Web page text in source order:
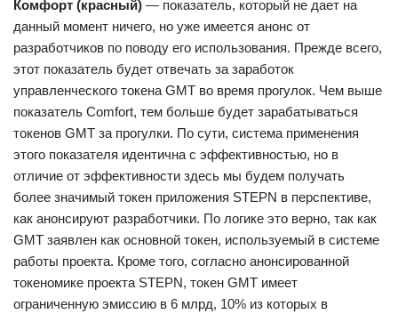
Комфорт (красный) — показатель, который не дает на
данный момент ничего, но уже имеется анонс от
разработчиков по поводу его использования. Прежде всего,
этот показатель будет отвечать за заработок
управленческого токена GMT во время прогулок. Чем выше
показатель Comfort, тем больше будет зарабатываться
токенов GMT за прогулки. По сути, система применения
этого показателя идентична с эффективностью, но в
отличие от эффективности здесь мы будем получать
более значимый токен приложения STEPN в перспективе,
как анонсируют разработчики. По логике это верно, так как
GMT заявлен как основной токен, используемый в системе
работы проекта. Кроме того, согласно анонсированной
токеномике проекта STEPN, токен GMT имеет
ограниченную эмиссию в 6 млрд, 10% из которых в